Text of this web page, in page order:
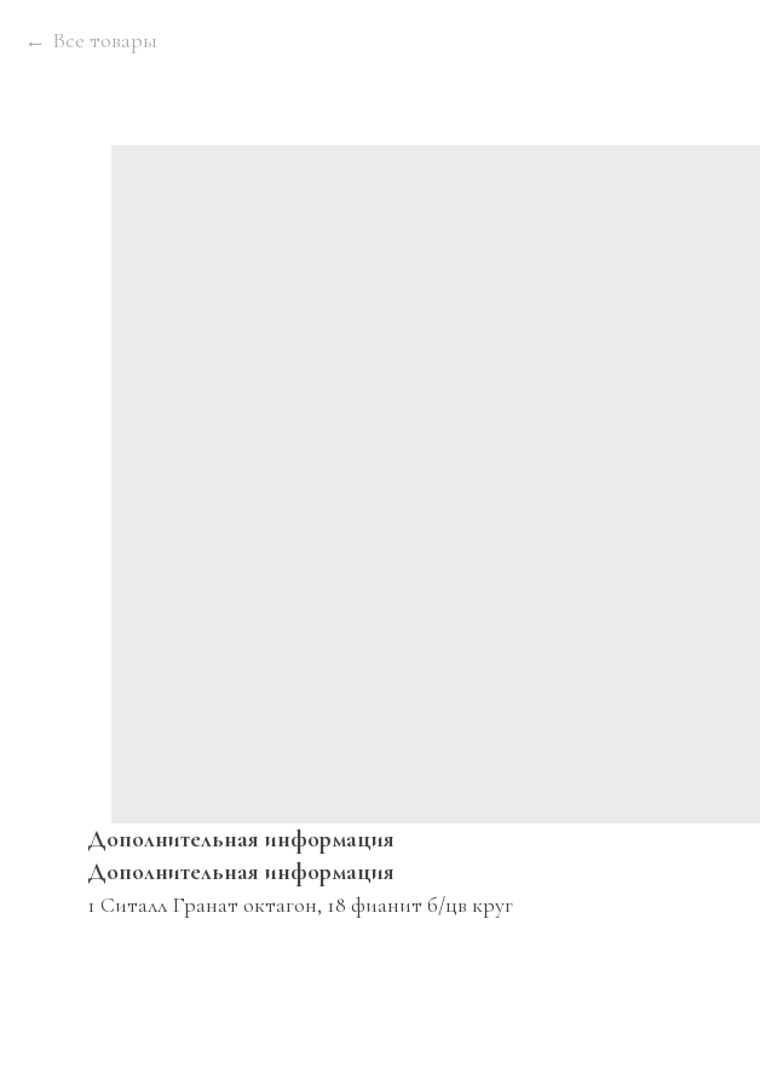
Все товары
Дополнительная информация
Дополнительная информация
1 Ситалл Гранат октагон, 18 фианит б/цв круг